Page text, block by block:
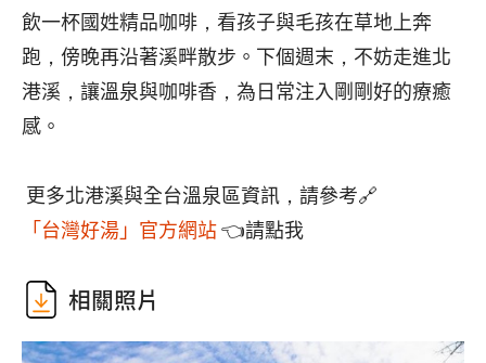
飲一杯國姓精品咖啡，看孩子與毛孩在草地上奔
跑，傍晚再沿著溪畔散步。下個週末，不妨走進北
港溪，讓溫泉與咖啡香，為日常注入剛剛好的療癒
感。
更多北港溪與全台溫泉區資訊，請參考🔗
「台灣好湯」官方網站👈請點我
相關照片